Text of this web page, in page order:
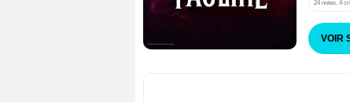
24 notes, 4
VOIR